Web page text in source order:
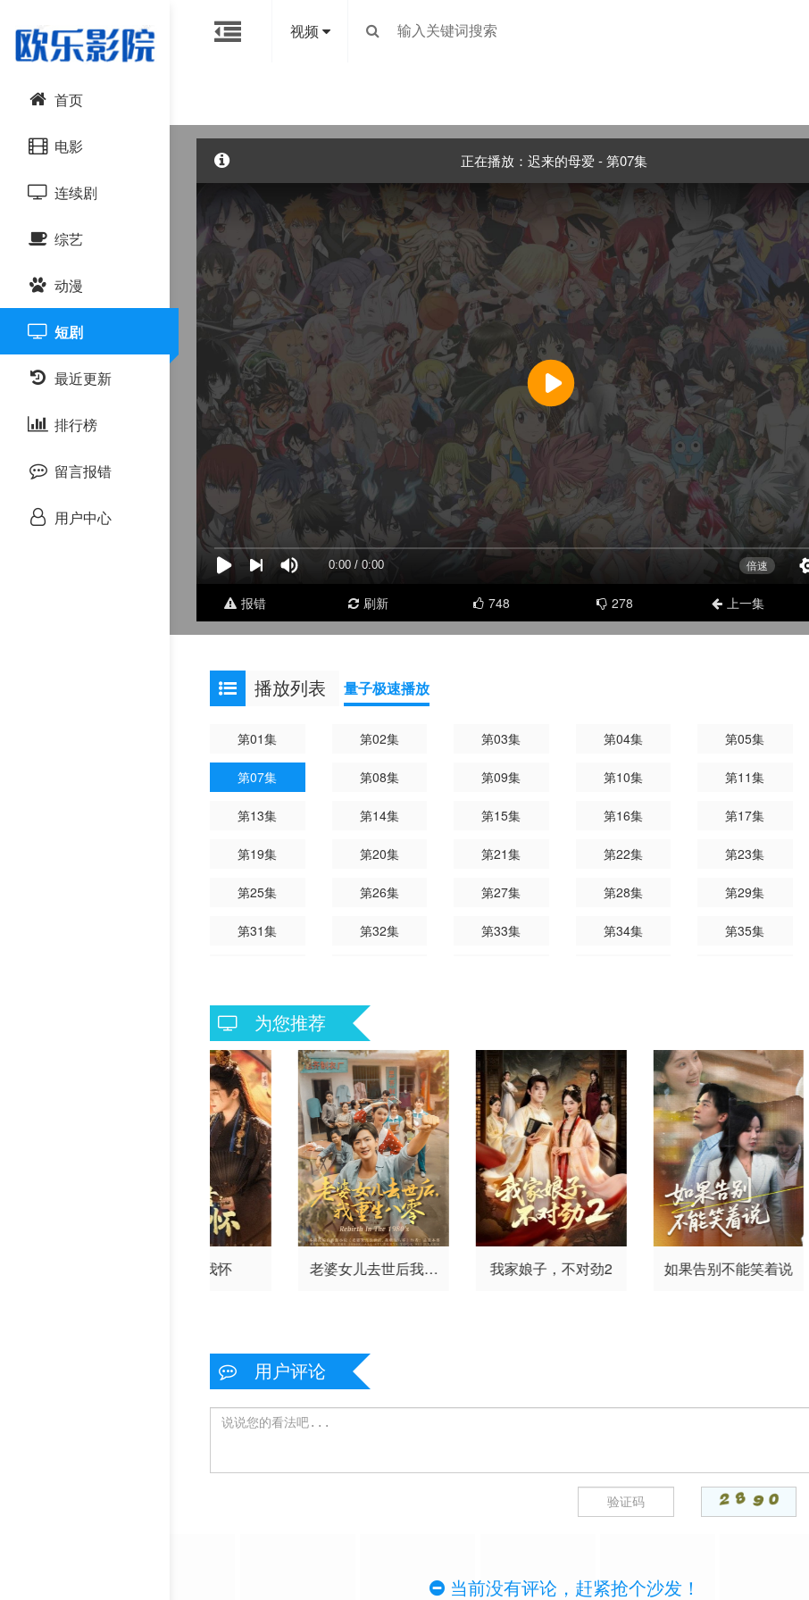
视频
首页
电影
动作片
喜剧片
爱情片
科幻片
恐怖片
剧情片
战争片
悬疑片
连续剧
国产剧
港台剧
日韩剧
欧美剧
泰国剧
综艺
大陆综艺
日韩综艺
港台综艺
欧美综艺
动漫
国产动漫
日韩动漫
欧美动漫
短剧
最近更新
排行榜
留言报错
用户中心
正在播放：迟来的母爱 - 第07集
报错 刷新 748 278 上一集
播放列表 量子极速播放
第01集 第02集 第03集 第04集 第05集
第07集 第08集 第09集 第10集 第11集
第13集 第14集 第15集 第16集 第17集
第19集 第20集 第21集 第22集 第23集
第25集 第26集 第27集 第28集 第29集
第31集 第32集 第33集 第34集 第35集
为您推荐
请君入我怀
老婆女儿去世后我重
我家娘子，不对劲2 如果告别不能笑着说
用户评论
当前没有评论，赶紧抢个沙发！